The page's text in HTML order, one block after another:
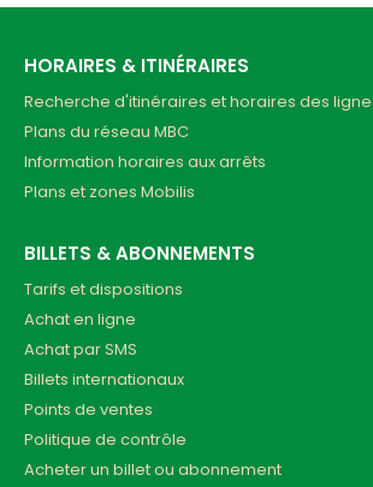
HORAIRES & ITINÉRAIRES
Recherche d'itinéraires et horaires des
Plans du réseau MBC
Information horaires aux arrêts
Plans et zones Mobilis
BILLETS & ABONNEMENTS
Tarifs et dispositions
Achat en ligne
Achat par SMS
Billets internationaux
Points de ventes
Politique de contrôle
Acheter un billet ou abonnement